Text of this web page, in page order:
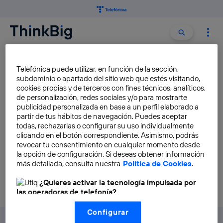
Buscar
ATLETAS
La tecnología que nos ayuda
en los Juegos Olímpicos
Almudena Esteban
Telefónica puede utilizar, en función de la sección,
subdominio o apartado del sitio web que estés visitando,
cookies propias y de terceros con fines técnicos, analíticos,
de personalización, redes sociales y/o para mostrarte
publicidad personalizada en base a un perfil elaborado a
partir de tus hábitos de navegación. Puedes aceptar
todas, rechazarlas o configurar su uso individualmente
clicando en el botón correspondiente. Asimismo, podrás
revocar tu consentimiento en cualquier momento desde
la opción de configuración. Si deseas obtener información
más detallada, consulta nuestra Política de Cookies.
¿Quieres activar la tecnología impulsada por
las operadoras de telefonía?
Nosotros, Telefónica S.A., utilizamos la tecnología Utiq para
realizar nuestras acciones de marketing digital o análisis
Configurar